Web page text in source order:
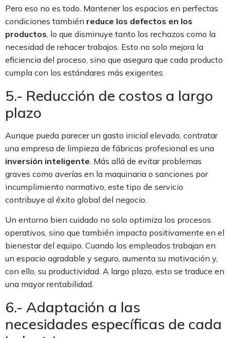
Pero eso no es todo. Mantener los espacios en perfectas
condiciones también reduce los defectos en los
productos, lo que disminuye tanto los rechazos como la
necesidad de rehacer trabajos. Esto no solo mejora la
eficiencia del proceso, sino que asegura que cada producto
cumpla con los estándares más exigentes.
5.- Reducción de costos a largo
plazo
Aunque pueda parecer un gasto inicial elevado, contratar
una empresa de limpieza de fábricas profesional es una
inversión inteligente . Más allá de evitar problemas
graves como averías en la maquinaria o sanciones por
incumplimiento normativo, este tipo de servicio
contribuye al éxito global del negocio.
Un entorno bien cuidado no solo optimiza los procesos
operativos, sino que también impacta positivamente en el
bienestar del equipo. Cuando los empleados trabajan en
un espacio agradable y seguro, aumenta su motivación y,
con ello, su productividad. A largo plazo, esto se traduce en
una mayor rentabilidad.
6.- Adaptación a las
necesidades específicas de cada